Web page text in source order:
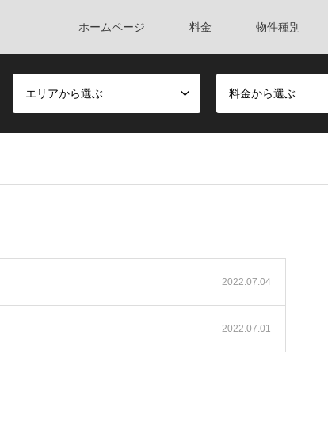
ホームページ 料金 物件種別
エリアから選ぶ 料金から選ぶ
2022.07.04
2022.07.01